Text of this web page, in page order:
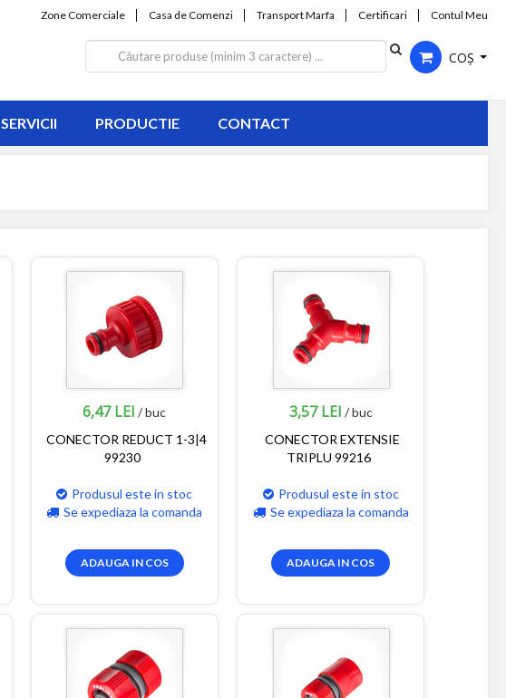
Zone Comerciale Casa de Comenzi Transport Marfa Certificari Contul Meu
COȘ
SERVICII PRODUCTIE CONTACT
6,47 LEI / buc
CONECTOR REDUCT 1-3|4
99230
Produsul este in stoc
Se expediaza la comanda
ADAUGA IN COS
3,57 LEI / buc
CONECTOR EXTENSIE
TRIPLU 99216
Produsul este in stoc
Se expediaza la comanda
ADAUGA IN COS